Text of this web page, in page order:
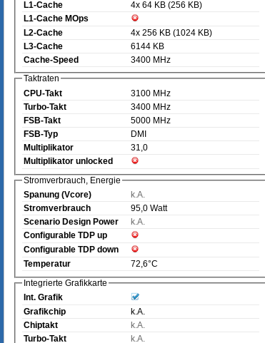
L1-Cache
4x 64 KB (256 KB)
L1-Cache MOps
L2-Cache
4x 256 KB (1024 KB)
L3-Cache
6144 KB
Cache-Speed
3400 MHz
Taktraten
CPU-Takt
3100 MHz
Turbo-Takt
3400 MHz
FSB-Takt
5000 MHz
FSB-Typ
DMI
Multiplikator
31,0
Multiplikator unlocked
Stromverbrauch, Energie
Spanung (Vcore)
k.A.
Stromverbrauch
95,0 Watt
Scenario Design Power
k.A.
Configurable TDP up
Configurable TDP down
Temperatur
72,6°C
Integrierte Grafikkarte
Int. Grafik
Grafikchip
k.A.
Chiptakt
k.A.
Turbo-Takt
k.A.